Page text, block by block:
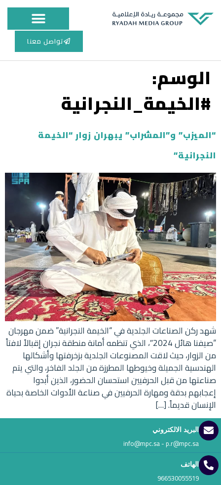
تواصل معنا
الوسم:
#الخيمة_النجرانية
“الميزب” و”المشراب” يبهران زوار “الخيمة
النجرانية”
شهد ركن الصناعات الجلدية في “الخيمة النجرانية” ضمن مهرجان
“صيفنا هائل 2024″، الذي تنظمه أمانة منطقة نجران إقبالاً لافتاً
من الزوار، حيث لاقت المصنوعات الجلدية بزخرفتها وأشكالها
الهندسية الجميلة وخيوطها المطرزة من الجلد الفاخر، والتي يتم
صناعتها من قبل الحرفيين استحسان الحضور، الذين أبدوا
إعجابهم بدقة ومهارة الحرفيين في صناعة الأدوات الخاصة بحياة
الإنسان قديماً. […]
البريد الالكتروني
info@mpc.sa - p.r@mpc.sa
الهاتف
966530055519